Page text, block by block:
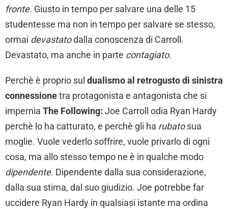
fronte. Giusto in tempo per salvare una delle 15
studentesse ma non in tempo per salvare se stesso,
ormai devastatodalla conoscenza di Carroll.
Devastato, ma anche in parte contagiato.
Perchè è proprio sul dualismo al retrogusto di sinistra
connessionetra protagonista e antagonista che si
impernia The Following: Joe Carroll odia Ryan Hardy
perchè lo ha catturato, e perchè gli ha rubatosua
moglie. Vuole vederlo soffrire, vuole privarlo di ogni
cosa, ma allo stesso tempo ne è in qualche modo
dipendente. Dipendente dalla sua considerazione,
dalla sua stima, dal suo giudizio. Joe potrebbe far
uccidere Ryan Hardy in qualsiasi istante ma ordina